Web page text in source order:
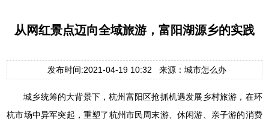
从网红景点迈向全域旅游，富阳湖源乡的实践
发布时间:2021-04-19 10:32 来源：城市怎么办
城乡统筹的大背景下，杭州富阳区抢抓机遇发展乡村旅游，在环
杭市场中异军突起，重塑了杭州市民周末游、休闲游、亲子游的消费